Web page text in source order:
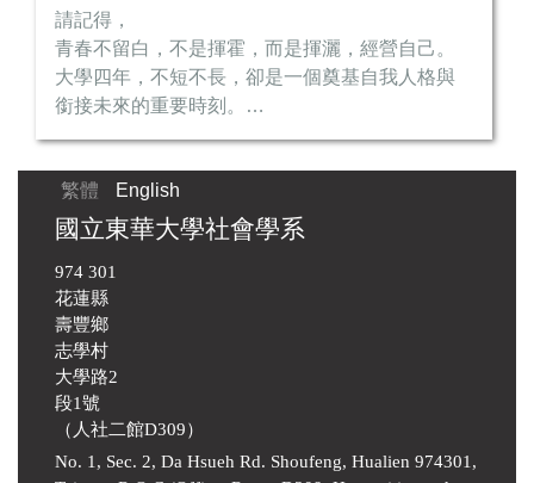
請記得，
青春不留白，不是揮霍，而是揮灑，經營自己。
大學四年，不短不長，卻是一個奠基自我人格與
銜接未來的重要時刻。
還記得系上老師曾說:『社會學系，不是告訴你對
與錯，而是希望用不同角度觀點瞭解根本樣
我感受到...
繁體 English
國立東華大學社會學系
974 301
花蓮縣
壽豐鄉
志學村
大學路2
段1號
（人社二館D309）
No. 1, Sec. 2, Da Hsueh Rd. Shoufeng, Hualien 974301,